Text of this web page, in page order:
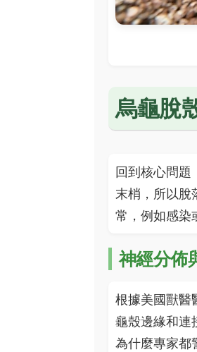
烏龜脫
回到核心問
末梢，所以脫
常，例如感染
神經分佈
根據美國獸醫
龜殼邊緣和連
為什麼專家都